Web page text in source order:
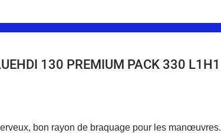
130 PREMIUM PACK 330 L1H1
bon rayon de braquage pour les manœuvres.